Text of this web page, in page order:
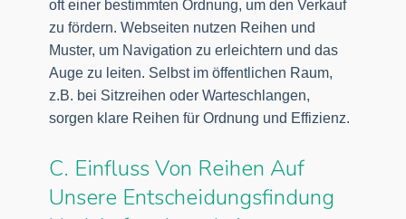
oft einer bestimmten Ordnung, um den Verkauf
zu fördern. Webseiten nutzen Reihen und
Muster, um Navigation zu erleichtern und das
Auge zu leiten. Selbst im öffentlichen Raum,
z.B. bei Sitzreihen oder Warteschlangen,
sorgen klare Reihen für Ordnung und Effizienz.
C. Einfluss Von Reihen Auf
Unsere Entscheidungsfindung